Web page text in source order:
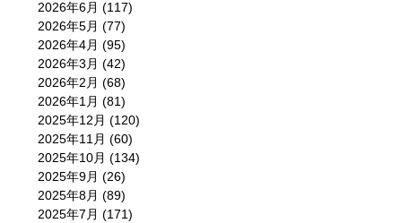
2026年6月 (117)
2026年5月 (77)
2026年4月 (95)
2026年3月 (42)
2026年2月 (68)
2026年1月 (81)
2025年12月 (120)
2025年11月 (60)
2025年10月 (134)
2025年9月 (26)
2025年8月 (89)
2025年7月 (171)